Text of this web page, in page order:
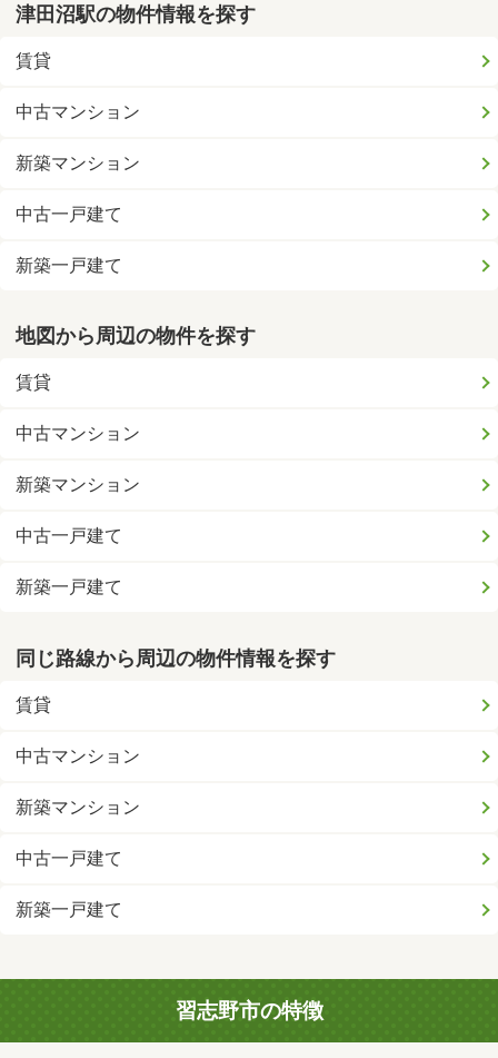
津田沼駅の物件情報を探す
賃貸
中古マンション
新築マンション
中古一戸建て
新築一戸建て
地図から周辺の物件を探す
賃貸
中古マンション
新築マンション
中古一戸建て
新築一戸建て
同じ路線から周辺の物件情報を探す
賃貸
中古マンション
新築マンション
中古一戸建て
新築一戸建て
習志野市の特徴